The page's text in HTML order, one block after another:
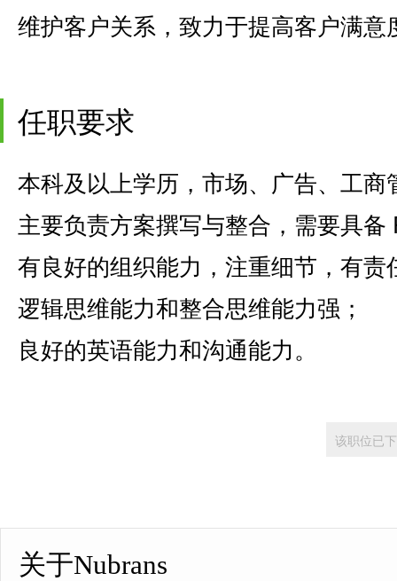
维护客户关系，致力于提高客户满意
任职要求
本科及以上学历，市场、广告、工
主要负责方案撰写与整合，需要具
有良好的组织能力，注重细节，有责
逻辑思维能力和整合思维能力强；
良好的英语能力和沟通能力。
该职位已
关于Nubrans